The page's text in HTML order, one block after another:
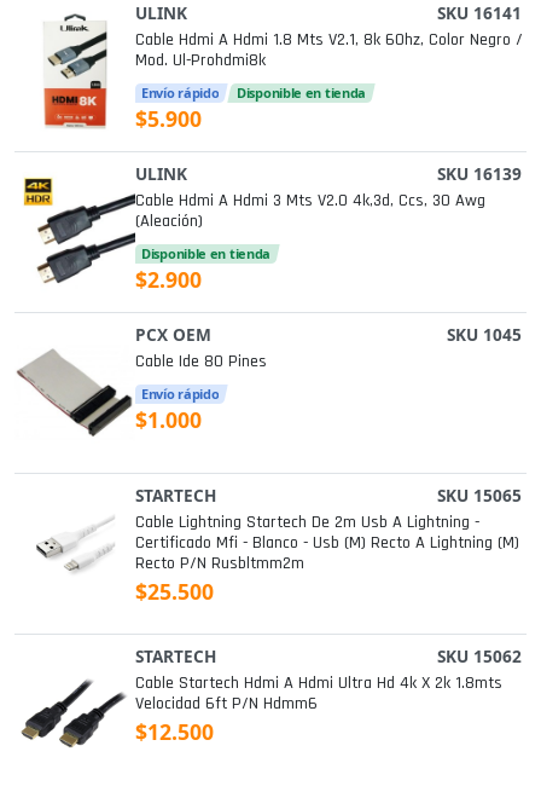
ULINK SKU 16141
Cable Hdmi A Hdmi 1.8 Mts V2.1, 8k 60hz, Color Negro /
Mod. Ul-Prohdmi8k
Envío rápido Disponible en tienda
$5.900
ULINK SKU 16139
Cable Hdmi A Hdmi 3 Mts V2.0 4k,3d, Ccs, 30 Awg
(aleación)
Disponible en tienda
$2.900
PCX OEM SKU 1045
Cable Ide 80 Pines
Envío rápido
$1.000
STARTECH SKU 15065
Cable Lightning Startech De 2m Usb A Lightning -
Certificado Mfi - Blanco - Usb (m) Recto A Lightning (m)
Recto P/n Rusbltmm2m
$25.500
STARTECH SKU 15062
Cable Startech Hdmi A Hdmi Ultra Hd 4k X 2k 1.8mts
Velocidad 6ft P/n Hdmm6
$12.500